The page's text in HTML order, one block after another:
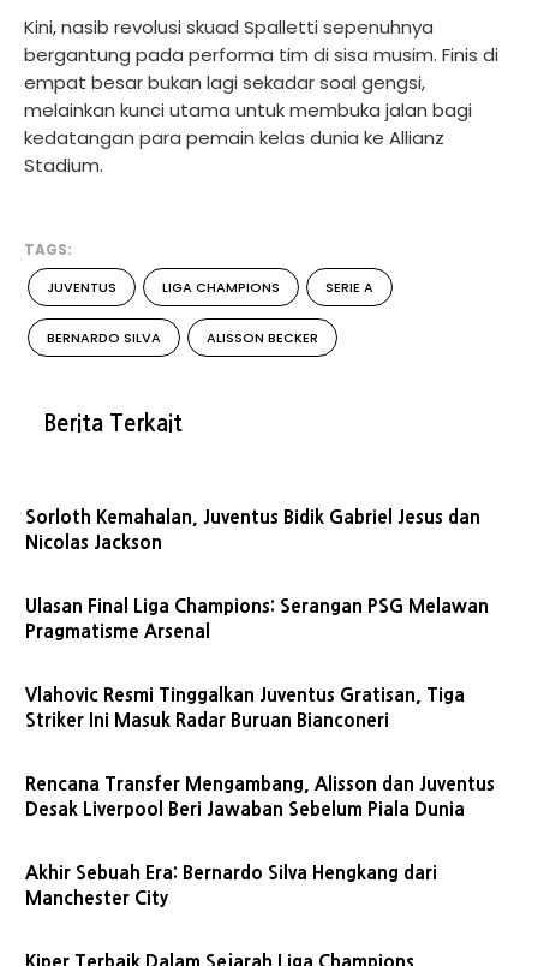
Kini, nasib revolusi skuad Spalletti sepenuhnya
bergantung pada performa tim di sisa musim. Finis di
empat besar bukan lagi sekadar soal gengsi,
melainkan kunci utama untuk membuka jalan bagi
kedatangan para pemain kelas dunia ke Allianz
Stadium.
TAGS:
JUVENTUS LIGA CHAMPIONS SERIE A
BERNARDO SILVA ALISSON BECKER
Berita Terkait
Sorloth Kemahalan, Juventus Bidik Gabriel Jesus dan
Nicolas Jackson
Ulasan Final Liga Champions: Serangan PSG Melawan
Pragmatisme Arsenal
Vlahovic Resmi Tinggalkan Juventus Gratisan, Tiga
Striker Ini Masuk Radar Buruan Bianconeri
Rencana Transfer Mengambang, Alisson dan Juventus
Desak Liverpool Beri Jawaban Sebelum Piala Dunia
Akhir Sebuah Era: Bernardo Silva Hengkang dari
Manchester City
Kiper Terbaik Dalam Sejarah Liga Champions